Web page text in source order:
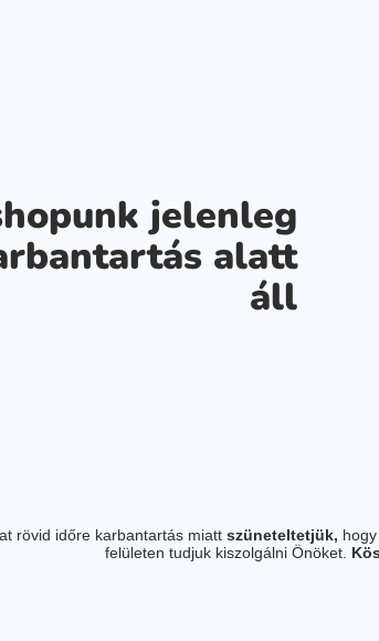
jelenleg
alatt
áll
rövid időre karbantartás miatt szüneteltetjük,
felületen tudjuk kiszolgálni Önöket.